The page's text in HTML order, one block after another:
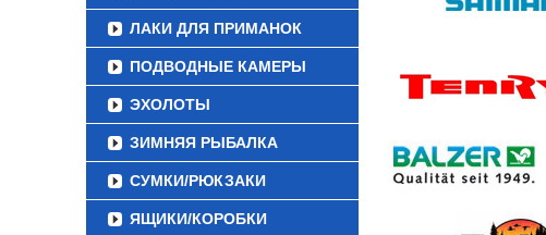
ЛАКИ ДЛЯ ПРИМАНОК
ПОДВОДНЫЕ КАМЕРЫ
ЭХОЛОТЫ
ЗИМНЯЯ РЫБАЛКА
СУМКИ/РЮКЗАКИ
ЯЩИКИ/КОРОБКИ